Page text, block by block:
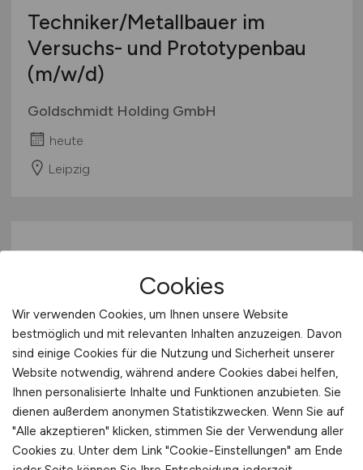
Techniker/Metallbauer im
Versuchs- und Prototypenbau
(m/w/d)
Goldschmidt Holding GmbH
heute
Leipzig
Koch(w/m/d)
Bavaria Alm
Hildesheim
Cookies
Wir verwenden Cookies, um Ihnen unsere Website
bestmöglich und mit relevanten Inhalten anzuzeigen. Davon
sind einige Cookies für die Nutzung und Sicherheit unserer
Website notwendig, während andere Cookies dabei helfen,
Ihnen personalisierte Inhalte und Funktionen anzubieten. Sie
dienen außerdem anonymen Statistikzwecken. Wenn Sie auf
"Alle akzeptieren" klicken, stimmen Sie der Verwendung aller
Cookies zu. Unter dem Link "Cookie-Einstellungen" am Ende